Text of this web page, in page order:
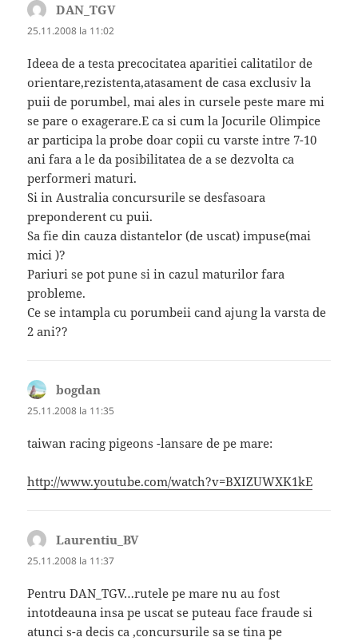
DAN_TGVspune:
25.11.2008 la 11:02
Ideea de a testa precocitatea aparitiei calitatilor de
orientare,rezistenta,atasament de casa exclusiv la
puii de porumbel, mai ales in cursele peste mare mi
se pare o exagerare.E ca si cum la Jocurile Olimpice
ar participa la probe doar copii cu varste intre 7-10
ani fara a le da posibilitatea de a se dezvolta ca
performeri maturi.
Si in Australia concursurile se desfasoara
preponderent cu puii.
Sa fie din cauza distantelor (de uscat) impuse(mai
mici )?
Pariuri se pot pune si in cazul maturilor fara
probleme.
Ce se intampla cu porumbeii cand ajung la varsta de
2 ani??
bogdan
25.11.2008 la 11:35
taiwan racing pigeons -lansare de pe mare:
http://www.youtube.com/watch?v=BXIZUWXK1kE
Laurentiu_BVspune:
25.11.2008 la 11:37
Pentru DAN_TGV…rutele pe mare nu au fost
intotdeauna insa pe uscat se puteau face fraude si
atunci s-a decis ca ,concursurile sa se tina pe